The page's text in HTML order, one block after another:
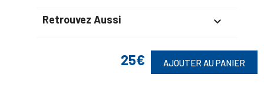
25€ AJOUTER AU PANIER
Retrouvez Aussi 